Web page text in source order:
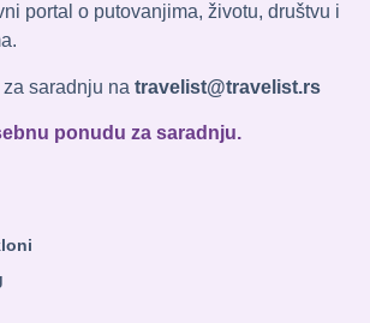
portal o putovanjima, životu, društvu i
saradnju na travelist@travelist.rs
ponudu za saradnju.